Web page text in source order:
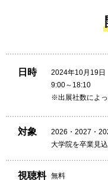
日時 2024年10月 19日
9:00～ 18:10
※出展社数によ
対象
2026・2027・
大学院を卒業見
視聴料 無料